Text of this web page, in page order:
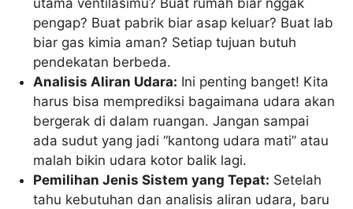
utama ventilasimu? Buat rumah biar nggak
pengap? Buat pabrik biar asap keluar? Buat lab
biar gas kimia aman? Setiap tujuan butuh
pendekatan berbeda.
Analisis Aliran Udara: Ini penting banget! Kita
harus bisa memprediksi bagaimana udara akan
bergerak di dalam ruangan. Jangan sampai
ada sudut yang jadi “kantong udara mati” atau
malah bikin udara kotor balik lagi.
Pemilihan Jenis Sistem yang Tepat: Setelah
tahu kebutuhan dan analisis aliran udara, baru